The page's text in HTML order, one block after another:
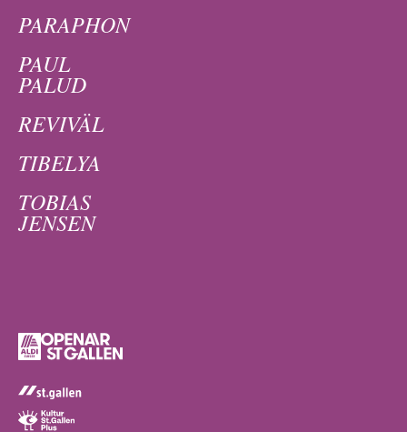
PARAPHON
PAUL
PALUD
REVIVÄL
TIBELYA
TOBIAS
JENSEN